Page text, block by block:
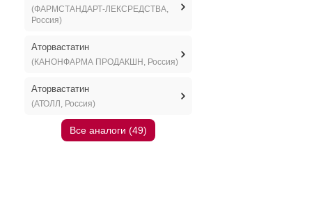
(ФАРМСТАНДАРТ-ЛЕКСРЕДСТВА,
Россия)
Аторвастатин
(КАНОНФАРМА ПРОДАКШН, Россия)
Аторвастатин
(АТОЛЛ, Россия)
Все аналоги (49)